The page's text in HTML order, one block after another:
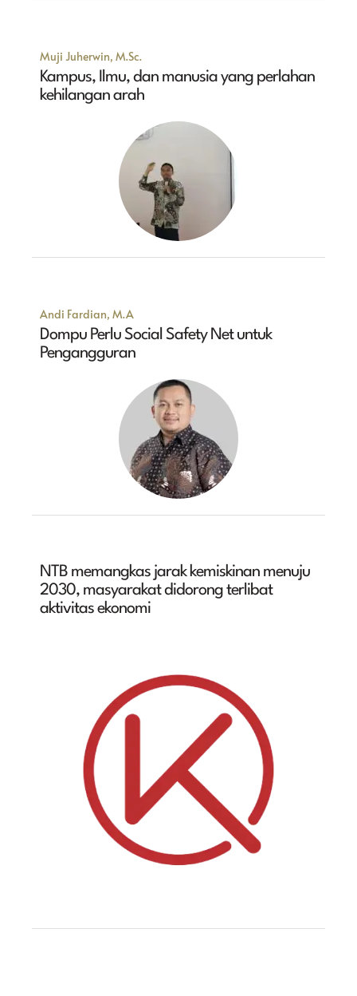
Muji Juherwin, M.Sc.
Kampus, Ilmu, dan manusia yang perlahan
kehilangan arah
Andi Fardian, M.A
Dompu Perlu Social Safety Net untuk
Pengangguran
NTB memangkas jarak kemiskinan menuju
2030, masyarakat didorong terlibat
aktivitas ekonomi